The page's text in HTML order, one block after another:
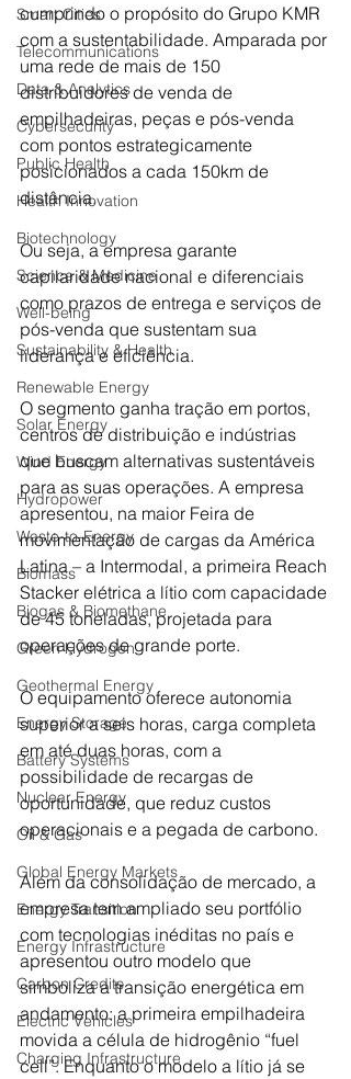
Smart Cities
Telecommunications
Data & Analytics
Cybersecurity
Public Health
Health Innovation
Biotechnology
Science & Medicine
Well-being
Sustainability & Health
Renewable Energy
Solar Energy
Wind Energy
Hydropower
Waste-to-Energy
Biomass
Biogas & Biomethane
Green Hydrogen
Geothermal Energy
Energy Storage
Battery Systems
Nuclear Energy
Oil & Gas
Global Energy Markets
Energy Transition
Energy Infrastructure
Carbon Credits
Electric Vehicles
Charging Infrastructure
cumprindo o propósito do Grupo KMR
com a sustentabilidade. Amparada por
uma rede de mais de 150
distribuidores de venda de
empilhadeiras, peças e pós-venda
com pontos estrategicamente
posicionados a cada 150km de
distância.
Ou seja, a empresa garante
capilaridade nacional e diferenciais
como prazos de entrega e serviços de
pós-venda que sustentam sua
liderança e eficiência.
O segmento ganha tração em portos,
centros de distribuição e indústrias
que buscam alternativas sustentáveis
para as suas operações. A empresa
apresentou, na maior Feira de
movimentação de cargas da América
Latina – a Intermodal, a primeira Reach
Stacker elétrica a lítio com capacidade
de 45 toneladas, projetada para
operações de grande porte.
O equipamento oferece autonomia
superior a seis horas, carga completa
em até duas horas, com a
possibilidade de recargas de
oportunidade, que reduz custos
operacionais e a pegada de carbono.
Além da consolidação de mercado, a
empresa tem ampliado seu portfólio
com tecnologias inéditas no país e
apresentou outro modelo que
simboliza a transição energética em
andamento: a primeira empilhadeira
movida a célula de hidrogênio “fuel
cell”. Enquanto o modelo a lítio já se